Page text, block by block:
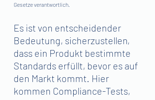
Gesetze verantwortlich.
Es ist von entscheidender
Bedeutung, sicherzustellen,
dass ein Produkt bestimmte
Standards erfüllt, bevor es auf
den Markt kommt. Hier
kommen Compliance-Tests,